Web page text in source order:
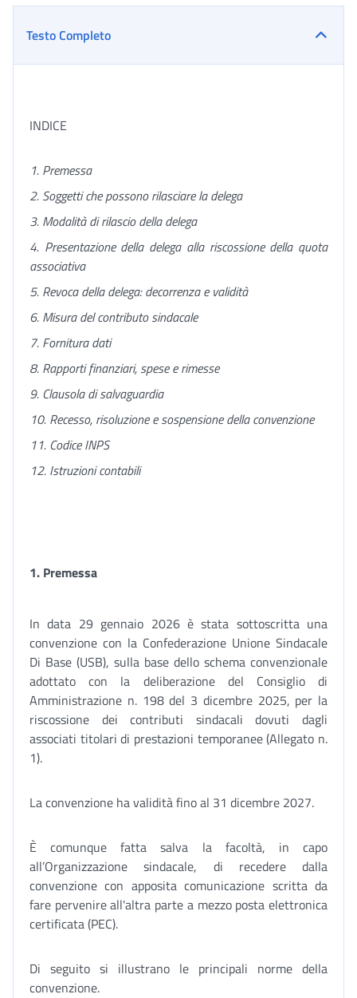
Testo Completo
INDICE
1. Premessa
2. Soggetti che possono rilasciare la delega
3. Modalità di rilascio della delega
4. Presentazione della delega alla riscossione della quota
associativa
5. Revoca della delega: decorrenza e validità
6. Misura del contributo sindacale
7. Fornitura dati
8. Rapporti finanziari, spese e rimesse
9. Clausola di salvaguardia
10. Recesso, risoluzione e sospensione della convenzione
11. Codice INPS
12. Istruzioni contabili
1. Premessa
In data 29 gennaio 2026 è stata sottoscritta una
convenzione con la Confederazione Unione Sindacale
Di Base (USB), sulla base dello schema convenzionale
adottato con la deliberazione del Consiglio di
Amministrazione n. 198 del 3 dicembre 2025, per la
riscossione dei contributi sindacali dovuti dagli
associati titolari di prestazioni temporanee (Allegato n.
1).
La convenzione ha validità fino al 31 dicembre 2027.
È comunque fatta salva la facoltà, in capo
all’Organizzazione sindacale, di recedere dalla
convenzione con apposita comunicazione scritta da
fare pervenire all'altra parte a mezzo posta elettronica
certificata (PEC).
Di seguito si illustrano le principali norme della
convenzione.